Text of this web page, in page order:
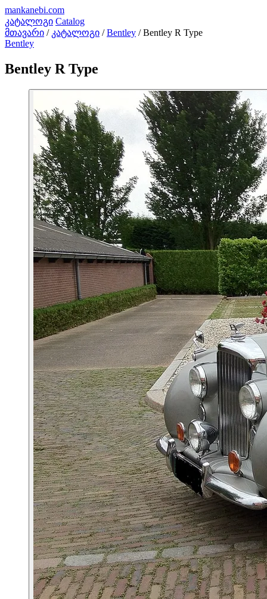
mankanebi.com
კატალოგი Catalog
მთავარი / კატალოგი / Bentley / Bentley R Type
Bentley
Bentley R Type